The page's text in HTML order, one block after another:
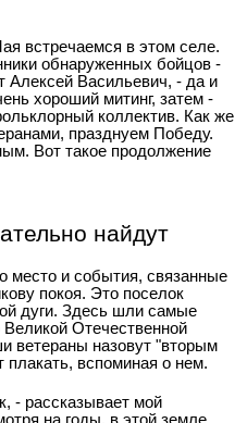
встречаемся в этом селе.
обнаруженных бойцов -
Алексей Васильевич, - да и
хороший митинг, затем -
коллектив. Как же
празднуем Победу.
Вот такое продолжение
найдут
место и события, связанные
покоя. Это поселок
дуги. Здесь шли самые
Отечественной
ветераны назовут "вторым
вспоминая о нем.
- рассказывает мой
на годы, в этой земле